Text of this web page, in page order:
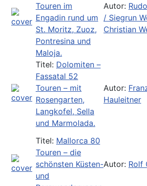
Touren im
Engadin rund um
St. Moritz, Zuoz,
Pontresina und
Maloja.
Autor:
/ Siegrun
Christian
Titel: Dolomiten –
Fassatal 52
Touren – mit
Rosengarten,
Langkofel, Sella
und Marmolada.
Autor:
Hauleitner
Titel: Mallorca 80
Touren – die
schönsten Küsten-
und
Autor: Rolf